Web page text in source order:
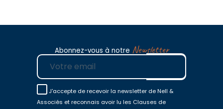
Abonnez-vous à notre Newsletter
E-mail
J'accepte de recevoir la newsletter de Nell &
Associés et reconnais avoir lu les Clauses de